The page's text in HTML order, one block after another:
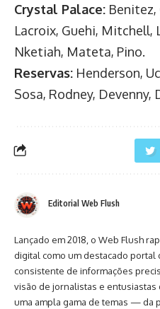
Crystal Palace: Benitez,
Lacroix, Guehi, Mitchell,
Nketiah, Mateta, Pino.
Reservas: Henderson,
Sosa, Rodney, Devenny,
Editorial Web Flush
Lançado em 2018, o Web Flush
digital como um destacado portal
consistente de informações
visão de jornalistas e entusiastas
uma ampla gama de temas — da